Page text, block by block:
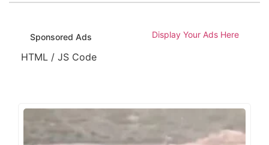
Sponsored Ads Display Your Ads Here
HTML / JS Code